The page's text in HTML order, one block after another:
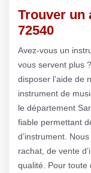
Trouver un
72540
Avez-vous un
vous servent plus
disposer l’aide de
instrument de
le département
fiable permettant
d’instrument.
rachat, de vente
qualité. Pour toute